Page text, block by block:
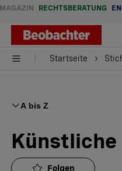
MAGAZIN RECHTSBERATUNG
Startseite
A bis Z
Folgen